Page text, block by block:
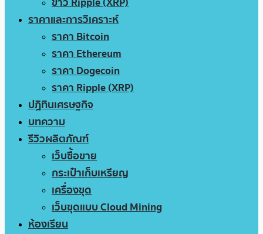
ราคาและการวิเคราะห์
ราคา Bitcoin
ราคา Ethereum
ราคา Dogecoin
ราคา Ripple (XRP)
ปฏิทินเศรษฐกิจ
บทความ
รีวิวผลิตภัณฑ์
เว็บซื้อขาย
กระเป๋าเก็บเหรียญ
เครื่องขุด
เว็บขุดแบบ Cloud Mining
ห้องเรียน